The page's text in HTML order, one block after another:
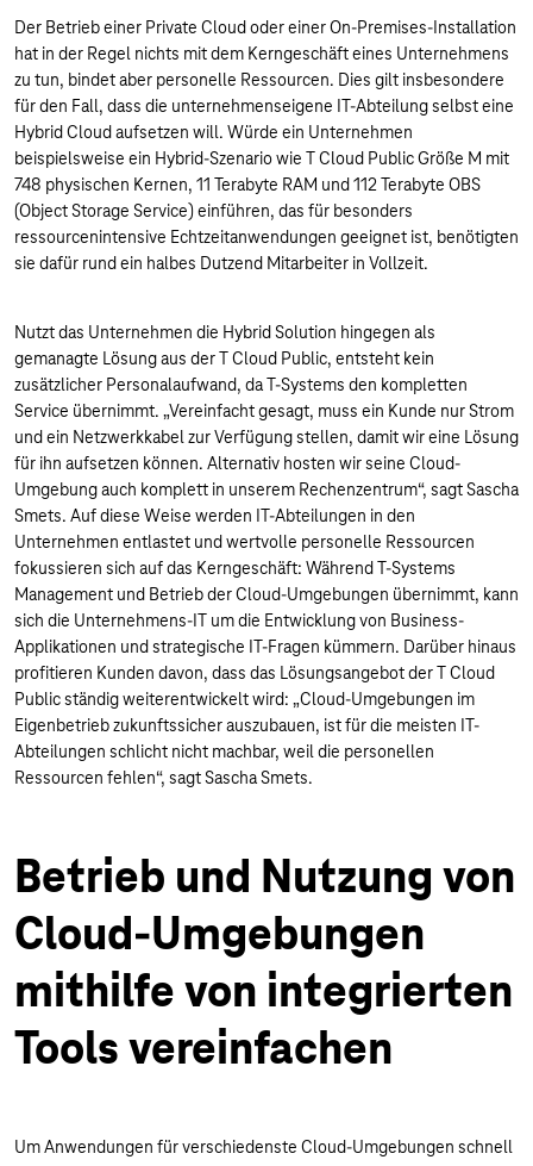
Der Betrieb einer Private Cloud oder einer On-Premises-Installation
hat in der Regel nichts mit dem Kerngeschäft eines Unternehmens
zu tun, bindet aber personelle Ressourcen. Dies gilt insbesondere
für den Fall, dass die unternehmenseigene IT-Abteilung selbst eine
Hybrid Cloud aufsetzen will. Würde ein Unternehmen
beispielsweise ein Hybrid-Szenario wie T Cloud Public Größe M mit
748 physischen Kernen, 11 Terabyte RAM und 112 Terabyte OBS
(Object Storage Service) einführen, das für besonders
ressourcenintensive Echtzeitanwendungen geeignet ist, benötigten
sie dafür rund ein halbes Dutzend Mitarbeiter in Vollzeit.
Nutzt das Unternehmen die Hybrid Solution hingegen als
gemanagte Lösung aus der T Cloud Public, entsteht kein
zusätzlicher Personalaufwand, da T-Systems den kompletten
Service übernimmt. „Vereinfacht gesagt, muss ein Kunde nur Strom
und ein Netzwerkkabel zur Verfügung stellen, damit wir eine Lösung
für ihn aufsetzen können. Alternativ hosten wir seine Cloud-
Umgebung auch komplett in unserem Rechenzentrum“, sagt Sascha
Smets. Auf diese Weise werden IT-Abteilungen in den
Unternehmen entlastet und wertvolle personelle Ressourcen
fokussieren sich auf das Kerngeschäft: Während T-Systems
Management und Betrieb der Cloud-Umgebungen übernimmt, kann
sich die Unternehmens-IT um die Entwicklung von Business-
Applikationen und strategische IT-Fragen kümmern. Darüber hinaus
profitieren Kunden davon, dass das Lösungsangebot der T Cloud
Public ständig weiterentwickelt wird: „Cloud-Umgebungen im
Eigenbetrieb zukunftssicher auszubauen, ist für die meisten IT-
Abteilungen schlicht nicht machbar, weil die personellen
Ressourcen fehlen“, sagt Sascha Smets.
Betrieb und Nutzung von
Cloud-Umgebungen
mithilfe von integrierten
Tools vereinfachen
Um Anwendungen für verschiedenste Cloud-Umgebungen schnell